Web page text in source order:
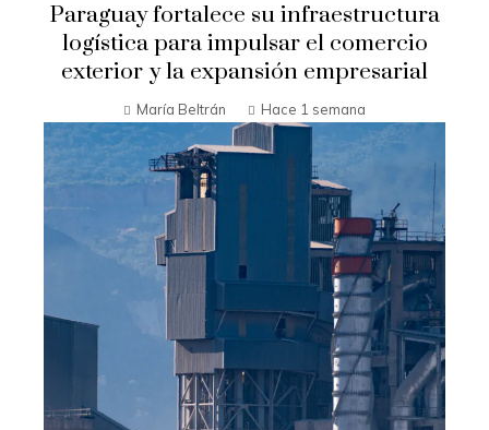
Paraguay fortalece su infraestructura
logística para impulsar el comercio
exterior y la expansión empresarial
María Beltrán Hace 1 semana